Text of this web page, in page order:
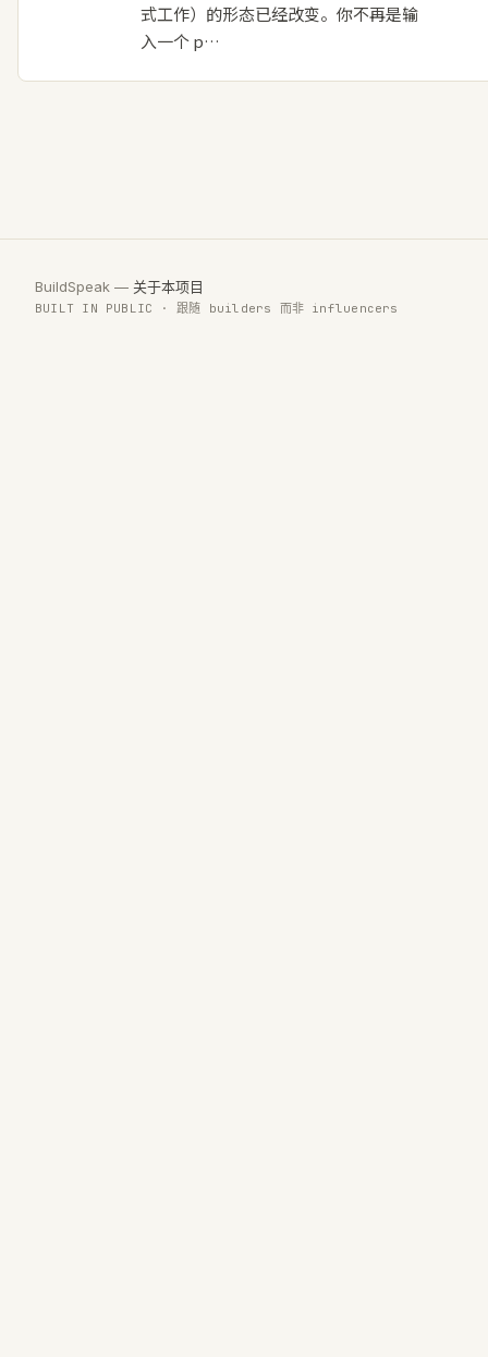
式工作）的形态已经改变。你不再是输
入一个 p…
BuildSpeak — 关于本项目
BUILT IN PUBLIC · 跟随 builders 而非 influencers